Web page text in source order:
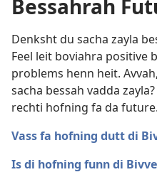
Bessahrah
Denksht du sacha zayla
Feel leit boviahra positive
problems henn heit.
sacha bessah vadda
rechti hofning fa da future.
Vass fa hofning dutt di
Is di hofning funn di